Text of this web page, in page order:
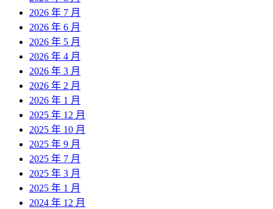
2026 年 7 月
2026 年 6 月
2026 年 5 月
2026 年 4 月
2026 年 3 月
2026 年 2 月
2026 年 1 月
2025 年 12 月
2025 年 10 月
2025 年 9 月
2025 年 7 月
2025 年 3 月
2025 年 1 月
2024 年 12 月